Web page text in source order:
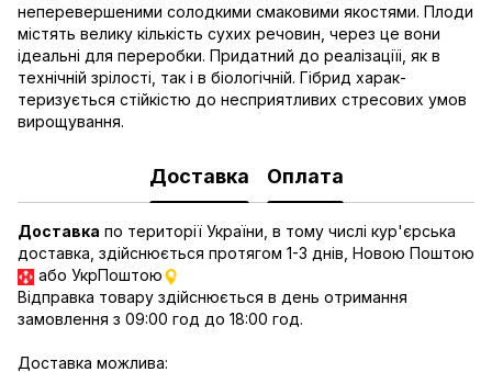
неперевершеними со­лодкими смаковими якостями. Плоди
мiстять велику кiлькiсть су­хих речовин, через це вони
iдеальнi для переробки. Придатний до реалiзацiїi, як в
технiчнiй зрiлостi, так i в бiологiчнiй. Гiбрид харак­
теризується стiйкiстю до несприятливих стресових умов
вирощування.­
Доставка Оплата
Доставка по території України, в тому числі кур'єрська
доставка, здійснюється протягом 1-3 днів, Новою Поштою
або УкрПоштою
Відправка товару здійснюється в день отримання
замовлення з 09:00 год до 18:00 год.
Доставка можлива: